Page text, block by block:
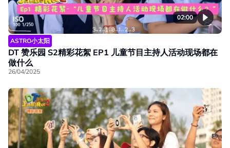
02:00
ASTRO小太阳
DT 赞乐园 S2精彩花絮 EP1 儿童节目主持人活动现场都在
做什么
26/04/2025